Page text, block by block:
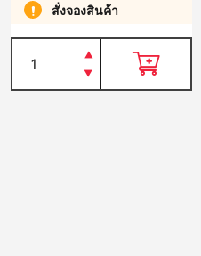
สั่งจองสินค้า